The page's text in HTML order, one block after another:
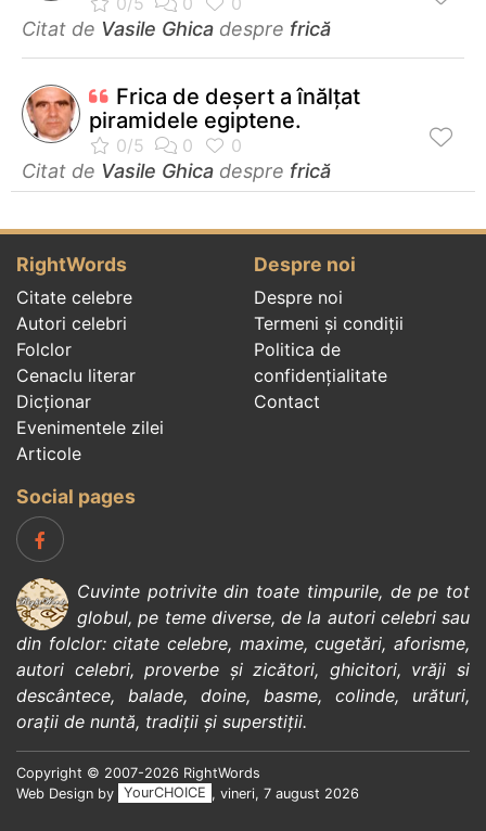
Citat de Vasile Ghica despre frică
Frica de deșert a înălțat
piramidele egiptene.
Citat de Vasile Ghica despre frică
RightWords
Citate celebre
Autori celebri
Folclor
Cenaclu literar
Dicționar
Evenimentele zilei
Articole
Despre noi
Despre noi
Termeni și condiții
Politica de
confidenţialitate
Contact
Social pages
Cuvinte potrivite din toate timpurile, de pe tot
globul, pe teme diverse, de la autori celebrisau
din folclor:citate celebre, maxime,cugetări,aforisme,
autori celebri,proverbe și zicători, ghicitori, vrăji si
descântece, balade, doine, basme, colinde, urături,
orații de nuntă, tradiții și superstiții.
Copyright © 2007-2026 RightWords
Web Design by
YourCHOICE , vineri, 7 august 2026